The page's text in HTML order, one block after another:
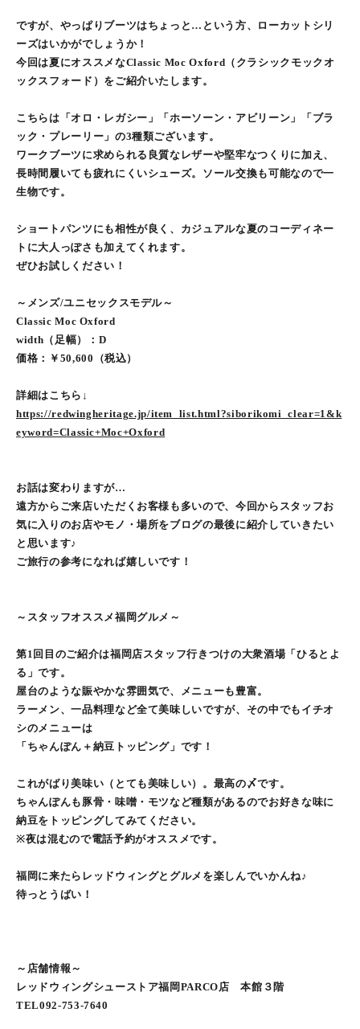
ですが、やっぱりブーツはちょっと…という方、ローカットシリ
ーズはいかがでしょうか！
今回は夏にオススメなClassic Moc Oxford（クラシックモックオ
ックスフォード）をご紹介いたします。
こちらは「オロ・レガシー」「ホーソーン・アビリーン」「ブラ
ック・プレーリー」の3種類ございます。
ワークブーツに求められる良質なレザーや堅牢なつくりに加え、
長時間履いても疲れにくいシューズ。ソール交換も可能なので一
生物です。
ショートパンツにも相性が良く、カジュアルな夏のコーディネー
トに大人っぽさも加えてくれます。
ぜひお試しください！
～メンズ/ユニセックスモデル～
Classic Moc Oxford
width（足幅）：D
価格：￥50,600（税込）
詳細はこちら↓
https://redwingheritage.jp/item_list.html?siborikomi_clear=1&k
eyword=Classic+Moc+Oxford
お話は変わりますが…
遠方からご来店いただくお客様も多いので、今回からスタッフお
気に入りのお店やモノ・場所をブログの最後に紹介していきたい
と思います♪
ご旅行の参考になれば嬉しいです！
～スタッフオススメ福岡グルメ～
第1回目のご紹介は福岡店スタッフ行きつけの大衆酒場「ひるとよ
る」です。
屋台のような賑やかな雰囲気で、メニューも豊富。
ラーメン、一品料理など全て美味しいですが、その中でもイチオ
シのメニューは
「ちゃんぽん＋納豆トッピング」です！
これがばり美味い（とても美味しい）。最高の〆です。
ちゃんぽんも豚骨・味噌・モツなど種類があるのでお好きな味に
納豆をトッピングしてみてください。
※夜は混むので電話予約がオススメです。
福岡に来たらレッドウィングとグルメを楽しんでいかんね♪
待っとうばい！
～店舗情報～
レッドウィングシューストア福岡PARCO店 本館３階
TEL092-753-7640